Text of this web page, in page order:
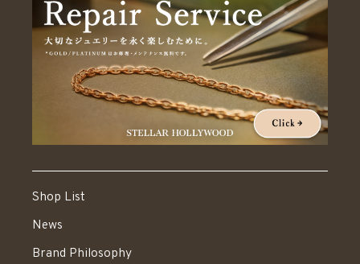
Shop List
News
Brand Philosophy